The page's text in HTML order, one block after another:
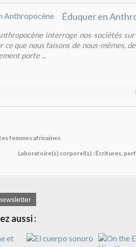
Éduquer en
interroge nos sociétés
ce que nous faisons de nous-mêmes,
porte ...
femmes africaines
Laboratoire(s) corporel(s) : Écritures,
aussi :